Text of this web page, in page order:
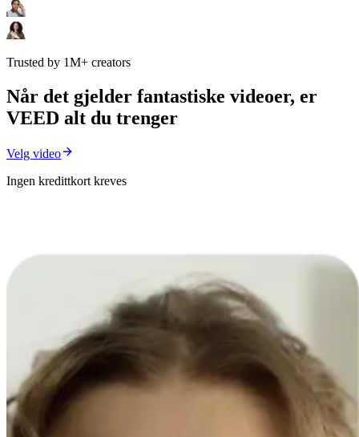
Trusted by 1M+ creators
Når det gjelder fantastiske videoer, er
VEED alt du trenger
Velg video
Ingen kredittkort kreves